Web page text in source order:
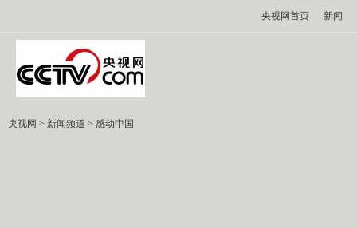
央视网首页 新闻
央视网 > 新闻频道 > 感动中国